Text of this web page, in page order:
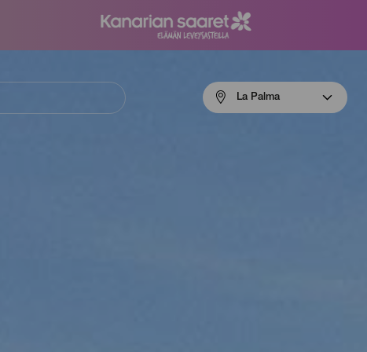
La Palma